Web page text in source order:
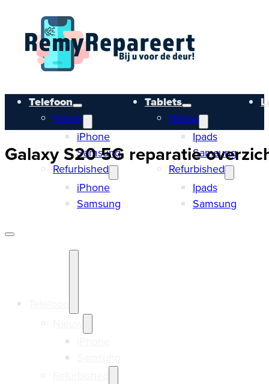
Telefoon
Nieuw
iPhone
Samsung
Refurbished
iPhone
Samsung
Tablets
Nieuw
Ipads
Samsung
Refurbished
Ipads
Samsung
Galaxy S20 5G reparatie